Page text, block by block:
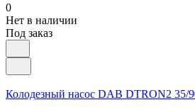
0
Нет в наличии
Под заказ
Колодезный насос DAB DTRON2 35/